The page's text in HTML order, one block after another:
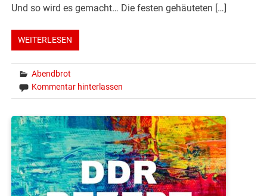
Und so wird es gemacht… Die festen gehäuteten […]
WEITERLESEN
Abendbrot
Kommentar hinterlassen